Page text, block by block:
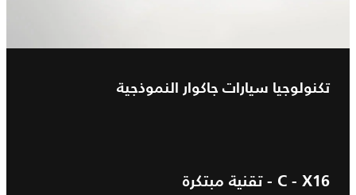
تكنولوجيا سيارات جاكوار النموذجية
C - X16 - تقنية مبتكرة